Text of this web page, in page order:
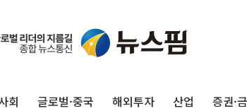
회 글로벌·중국 해외투자 산업 증권·
125mm 폭우 쏟아진 울
평택 진위면 공장서 질식
포항 블루밸리 국가산단
[종합] 김민석, 정청래에